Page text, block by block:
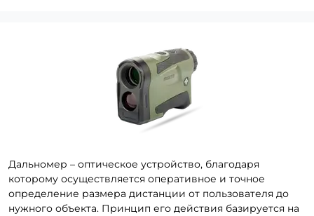
Дальномер – оптическое устройство, благодаря
которому осуществляется оперативное и точное
определение размера дистанции от пользователя до
нужного объекта. Принцип его действия базируется на